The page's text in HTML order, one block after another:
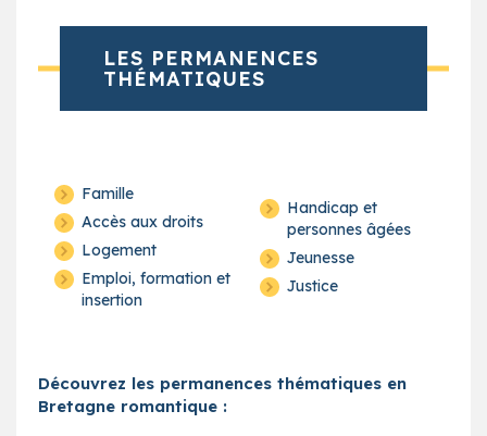
LES PERMANENCES
THÉMATIQUES
Famille
Accès aux droits
Logement
Emploi, formation et
insertion
Handicap et
personnes âgées
Jeunesse
Justice
Découvrez les permanences thématiques en
Bretagne romantique :